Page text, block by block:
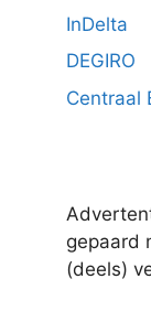
InDelta
DEGIRO
Centraal
gepaard
(deels)